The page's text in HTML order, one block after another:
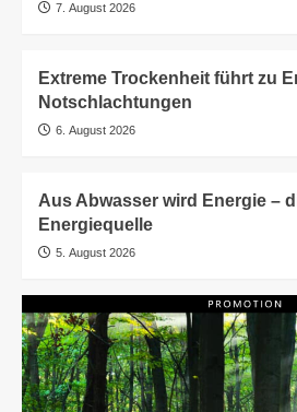
7. August 2026
Extreme Trockenheit führt zu
Notschlachtungen
6. August 2026
Aus Abwasser wird Energie –
Energiequelle
5. August 2026